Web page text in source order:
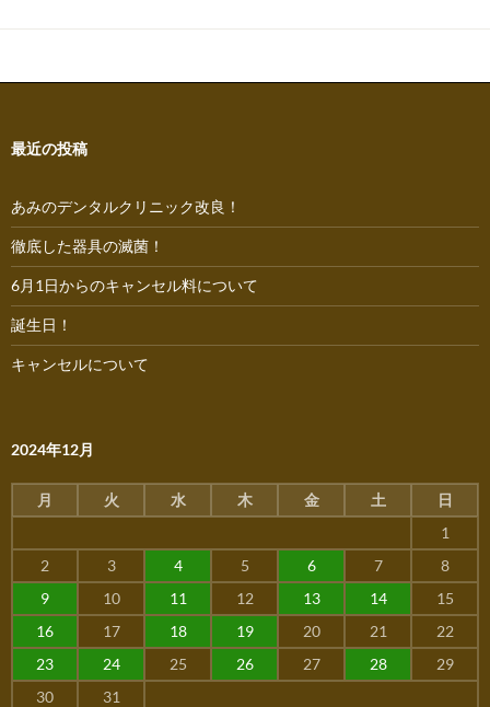
ナ
ー
ョ
ン
最近の投稿
あみのデンタルクリニック改良！
徹底した器具の滅菌！
6月1日からのキャンセル料について
誕生日！
キャンセルについて
2024年12月
月 火 水 木 金 土
日
1
2
3 4 5 6 7
8
9
10 11 12 13 14
15
16
17 18 19 20 21
22
23
24 25 26 27 28
29
30
31